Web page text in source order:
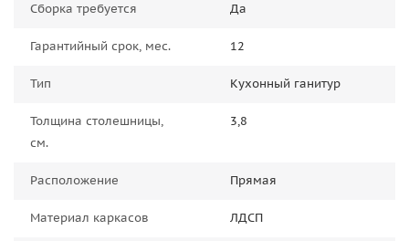
Сборка требуется Да
Гарантийный срок, мес. 12
Тип Кухонный ганитур
Толщина столешницы,
см.
3,8
Расположение Прямая
Материал каркасов ЛДСП